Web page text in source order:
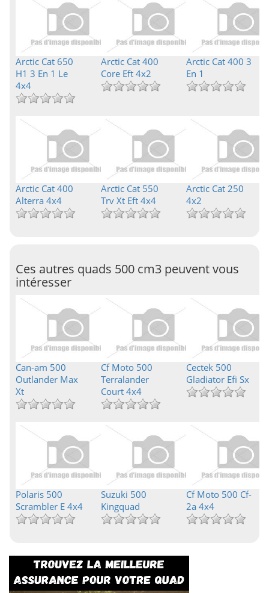
Arctic Cat 650
H1 3 En 1 Le
4x4
Arctic Cat 400
Core Eft 4x2
Arctic Cat 400 3
En 1
Arctic Cat 400
Alterra 4x4
Arctic Cat 550
Trv Xt Eft 4x4
Arctic Cat 250
4x2
Ces autres quads 500 cm3 peuvent vous
intéresser
Can-am 500
Outlander Max
Xt
Cf Moto 500
Terralander
Court 4x4
Cectek 500
Gladiator Efi Sx
Polaris 500
Scrambler E 4x4
Suzuki 500
Kingquad
Cf Moto 500 Cf-
2a 4x4